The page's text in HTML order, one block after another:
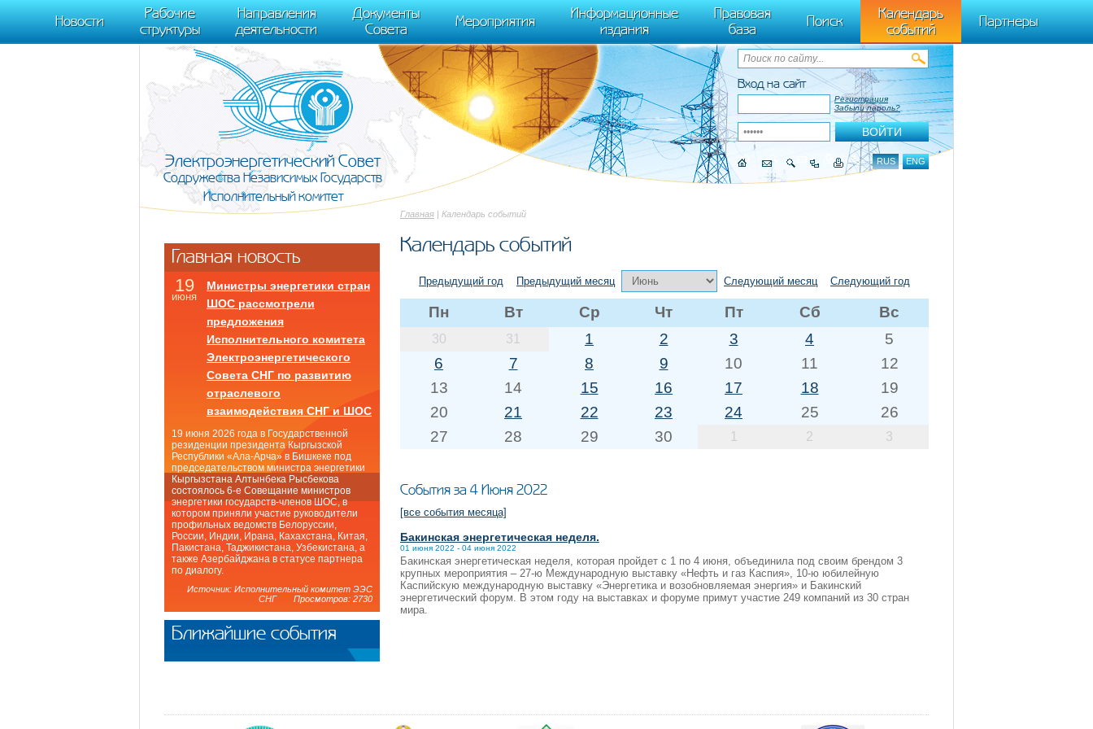
m[i].l=1*new Date(); for (var j = 0; j < document.scripts.length; j++) {if (document.scripts[j].src === r) { return; }} k=e.createElement(t),a=e.getElementsByTagName(t)[0],k.async=1,k.src=r,a.parentNode.insertBefore(k,a)}) (window,
document, "script", "https://mc.yandex.ru/metrika/tag.js", "ym"); ym(95911708, "init", { clickmap:true, trackLinks:true, accurateTrackBounce:true });
Новости
Рабочие
структуры
Направления
деятельности
Документы
Совета
Мероприятия
Информационные
издания
Правовая
база
Поиск
Календарь
событий
Партнеры
Вход на сайт
Регистрация
Забыли пароль?
RUS ENG
Электроэнергетический Совет
Содружества Независимых Государств
Исполнительный комитет
Главная | Календарь событий
Календарь событий
Предыдущий год Предыдущий месяц Следующий месяц Следующий год
Пн Вт Ср Чт Пт Сб Вс
30 31 1 2 3 4
5
6
7 8 9 10 11
12
13
14 15 16 17 18
19
20
21 22 23 24 25
26
27
28 29 30 1 2 3
События за 4 Июня 2022
[все события месяца]
Бакинская энергетическая неделя.
01 июня 2022 - 04 июня 2022
Бакинская энергетическая неделя, которая пройдет с 1 по 4 июня, объединила под своим брендом 3
крупных мероприятия – 27-ю Международную выставку «Нефть и газ Каспия», 10-ю юбилейную
Каспийскую международную выставку «Энергетика и возобновляемая энергия» и Бакинский
энергетический форум. В этом году на выставках и форуме примут участие 249 компаний из 30 стран
мира.
Главная новость
19
июня
Министры энергетики стран
ШОС рассмотрели
предложения
Исполнительного комитета
Электроэнергетического
Совета СНГ по развитию
отраслевого
взаимодействия СНГ и ШОС
19 июня 2026 года в Государственной
резиденции президента Кыргызской
Республики «Ала-Арча» в Бишкеке под
председательством министра энергетики
Кыргызстана Алтынбека Рысбекова
состоялось 6-е Совещание министров
энергетики государств-членов ШОС, в
котором приняли участие руководители
профильных ведомств Белоруссии,
России, Индии, Ирана, Кахахстана, Китая,
Пакистана, Таджикистана, Узбекистана, а
также Азербайджана в статусе партнера
по диалогу.
Источник: Исполнительный комитет ЭЭС
СНГ Просмотров: 2730
Ближайшие события